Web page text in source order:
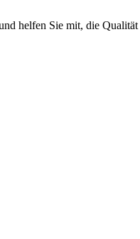
helfen Sie mit, die